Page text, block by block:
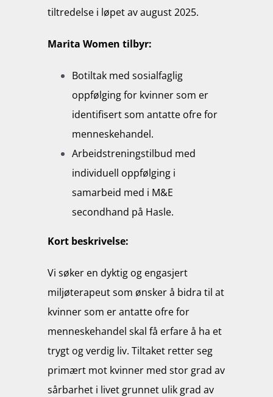
tiltredelse i løpet av august 2025.
Marita Women tilbyr:
Botiltak med sosialfaglig
oppfølging for kvinner som er
identifisert som antatte ofre for
menneskehandel.
Arbeidstreningstilbud med
individuell oppfølging i
samarbeid med i M&E
secondhand på Hasle.
Kort beskrivelse:
Vi søker en dyktig og engasjert
miljøterapeut som ønsker å bidra til at
kvinner som er antatte ofre for
menneskehandel skal få erfare å ha et
trygt og verdig liv. Tiltaket retter seg
primært mot kvinner med stor grad av
sårbarhet i livet grunnet ulik grad av